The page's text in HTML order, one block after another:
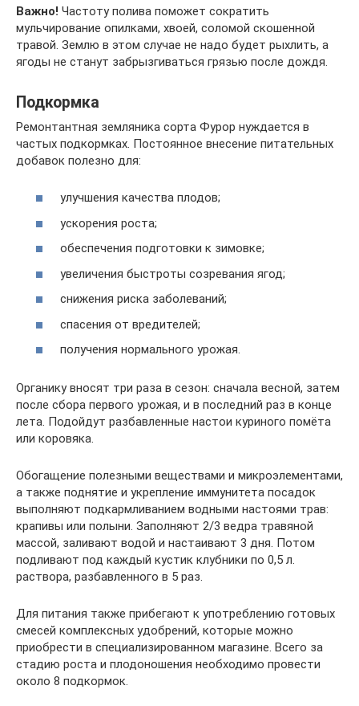
Важно! Частоту полива поможет сократить
мульчирование опилками, хвоей, соломой скошенной
травой. Землю в этом случае не надо будет рыхлить, а
ягоды не станут забрызгиваться грязью после дождя.
Подкормка
Ремонтантная земляника сорта Фурор нуждается в
частых подкормках. Постоянное внесение питательных
добавок полезно для:
улучшения качества плодов;
ускорения роста;
обеспечения подготовки к зимовке;
увеличения быстроты созревания ягод;
снижения риска заболеваний;
спасения от вредителей;
получения нормального урожая.
Органику вносят три раза в сезон: сначала весной, затем
после сбора первого урожая, и в последний раз в конце
лета. Подойдут разбавленные настои куриного помёта
или коровяка.
Обогащение полезными веществами и микроэлементами,
а также поднятие и укрепление иммунитета посадок
выполняют подкармливанием водными настоями трав:
крапивы или полыни. Заполняют 2/3 ведра травяной
массой, заливают водой и настаивают 3 дня. Потом
подливают под каждый кустик клубники по 0,5 л.
раствора, разбавленного в 5 раз.
Для питания также прибегают к употреблению готовых
смесей комплексных удобрений, которые можно
приобрести в специализированном магазине. Всего за
стадию роста и плодоношения необходимо провести
около 8 подкормок.